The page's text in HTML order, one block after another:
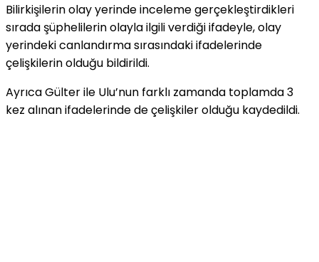
Bilirkişilerin olay yerinde inceleme gerçekleştirdikleri
sırada şüphelilerin olayla ilgili verdiği ifadeyle, olay
yerindeki canlandırma sırasındaki ifadelerinde
çelişkilerin olduğu bildirildi.
Ayrıca Gülter ile Ulu’nun farklı zamanda toplamda 3
kez alınan ifadelerinde de çelişkiler olduğu kaydedildi.